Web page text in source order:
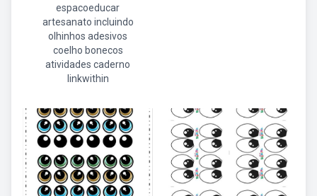
espacoeducar
artesanato incluindo
olhinhos adesivos
coelho bonecos
atividades caderno
linkwithin